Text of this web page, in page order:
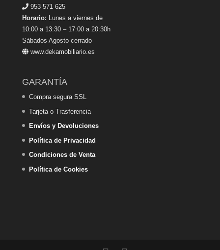
953 571 625
Horario: Lunes a viernes de
10:00 a 13:30 – 17:00 a 20:30h
Sábados Agosto cerrado
www.dekamobiliario.es
GARANTÍA
Compra segura SSL
Tarjeta o Trasferencia
Envíos y Devoluciones
Política de Privacidad
Condiciones de Venta
Política de Cookies